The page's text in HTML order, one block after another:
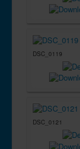
DSC_0119
DSC_0121